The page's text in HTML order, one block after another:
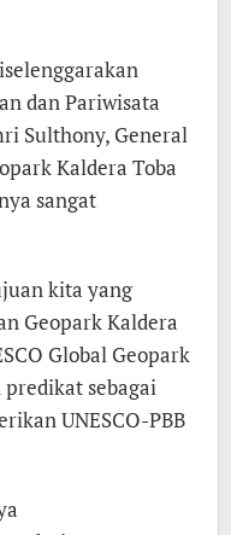
dan Pariwisata
Sulthony, General
Kaldera Toba
sangat
kita yang
Geopark Kaldera
Global Geopark
predikat sebagai
UNESCO-PBB